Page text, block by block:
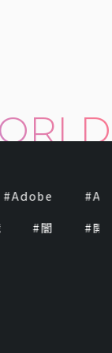
#Adobe #
#闇 #開